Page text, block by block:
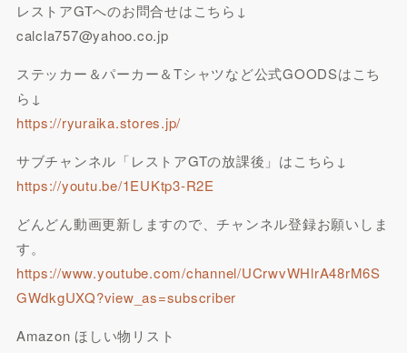
レストアGTへのお問合せはこちら↓
calcla757@yahoo.co.jp
ステッカー＆パーカー＆Tシャツなど公式GOODSはこち
ら↓
https://ryuraika.stores.jp/
サブチャンネル「レストアGTの放課後」はこちら↓
https://youtu.be/1EUKtp3-R2E
どんどん動画更新しますので、チャンネル登録お願いしま
す。
https://www.youtube.com/channel/UCrwvWHlrA48rM6S
GWdkgUXQ?view_as=subscriber
Amazon ほしい物リスト